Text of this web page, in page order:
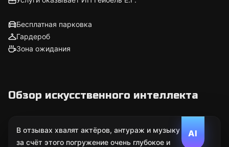
Бесплатная парковка
Гардероб
Зона ожидания
Обзор искусственного интеллекта
AI
В отзывах хвалят актёров, антураж и музыку —
за счёт этого погружение очень глубокое и